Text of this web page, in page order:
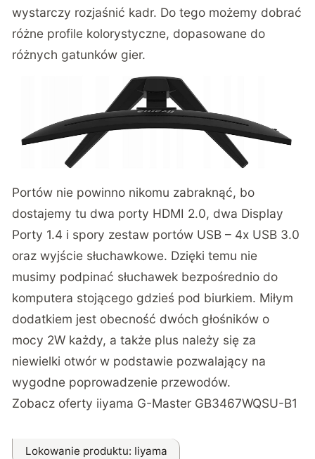
wystarczy rozjaśnić kadr. Do tego możemy dobrać
różne profile kolorystyczne, dopasowane do
różnych gatunków gier.
Portów nie powinno nikomu zabraknąć, bo
dostajemy tu dwa porty HDMI 2.0, dwa Display
Porty 1.4 i spory zestaw portów USB – 4x USB 3.0
oraz wyjście słuchawkowe. Dzięki temu nie
musimy podpinać słuchawek bezpośrednio do
komputera stojącego gdzieś pod biurkiem. Miłym
dodatkiem jest obecność dwóch głośników o
mocy 2W każdy, a także plus należy się za
niewielki otwór w podstawie pozwalający na
wygodne poprowadzenie przewodów.
Zobacz oferty iiyama G-Master GB3467WQSU-B1
Lokowanie produktu: Iiyama